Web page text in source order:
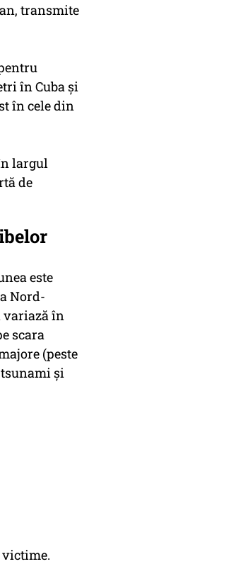
transmite
în Cuba şi
în cele din
largul
de
este
Nord-
variază în
scara
(peste
și
victime.